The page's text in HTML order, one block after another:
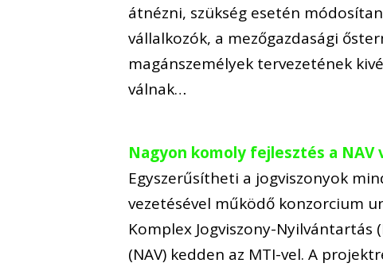
átnézni, szükség esetén
vállalkozók, a mezőgazdasági
magánszemélyek tervezetének
válnak…
Nagyon komoly fejlesztés a NAV
Egyszerűsítheti a jogviszonyok
vezetésével működő konzorcium
Komplex Jogviszony-Nyilvántartás
(NAV) kedden az MTI-vel. A